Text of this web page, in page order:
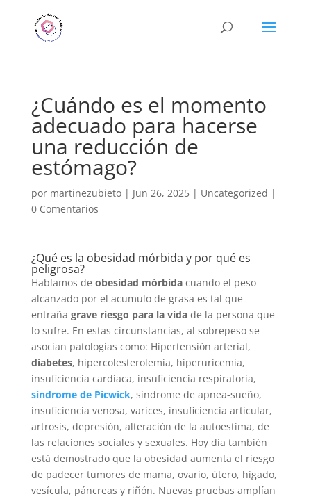
¿Cuándo es el momento
adecuado para hacerse
una reducción de
estómago?
por martinezubieto| Jun 26, 2025| Uncategorized |
0 Comentarios
¿Qué es la obesidad mórbida y por qué es
peligrosa?
Hablamos de obesidad mórbidacuando el peso
alcanzado por el acumulo de grasa es tal que
entraña grave riesgo para la vidade la persona que
lo sufre. En estas circunstancias, al sobrepeso se
asocian patologías como: Hipertensión arterial,
diabetes, hipercolesterolemia, hiperuricemia,
insuficiencia cardiaca, insuficiencia respiratoria,
síndrome de Picwick, síndrome de apnea-sueño,
insuficiencia venosa, varices, insuficiencia articular,
artrosis, depresión, alteración de la autoestima, de
las relaciones sociales y sexuales. Hoy día también
está demostrado que la obesidad aumenta el riesgo
de padecer tumores de mama, ovario, útero, hígado,
vesícula, páncreas y riñón. Nuevas pruebas amplían